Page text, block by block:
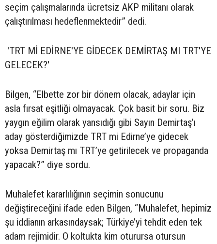
seçim çalışmalarında ücretsiz AKP militanı olarak
çalıştırılması hedeflenmektedir” dedi.
'TRT Mİ EDİRNE'YE GİDECEK DEMİRTAŞ MI TRT'YE
GELECEK?'
Bilgen, “Elbette zor bir dönem olacak, adaylar için
asla fırsat eşitliği olmayacak. Çok basit bir soru. Biz
yaygın eğilim olarak yansıdığı gibi Sayın Demirtaş’ı
aday gösterdiğimizde TRT mi Edirne’ye gidecek
yoksa Demirtaş mı TRT’ye getirilecek ve propaganda
yapacak?” diye sordu.
Muhalefet kararlılığının seçimin sonucunu
değiştireceğini ifade eden Bilgen, “Muhalefet, hepimiz
şu iddianın arkasındaysak; Türkiye’yi tehdit eden tek
adam rejimidir. O koltukta kim oturursa otursun